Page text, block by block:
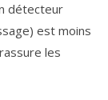
détecteur
est moins
les